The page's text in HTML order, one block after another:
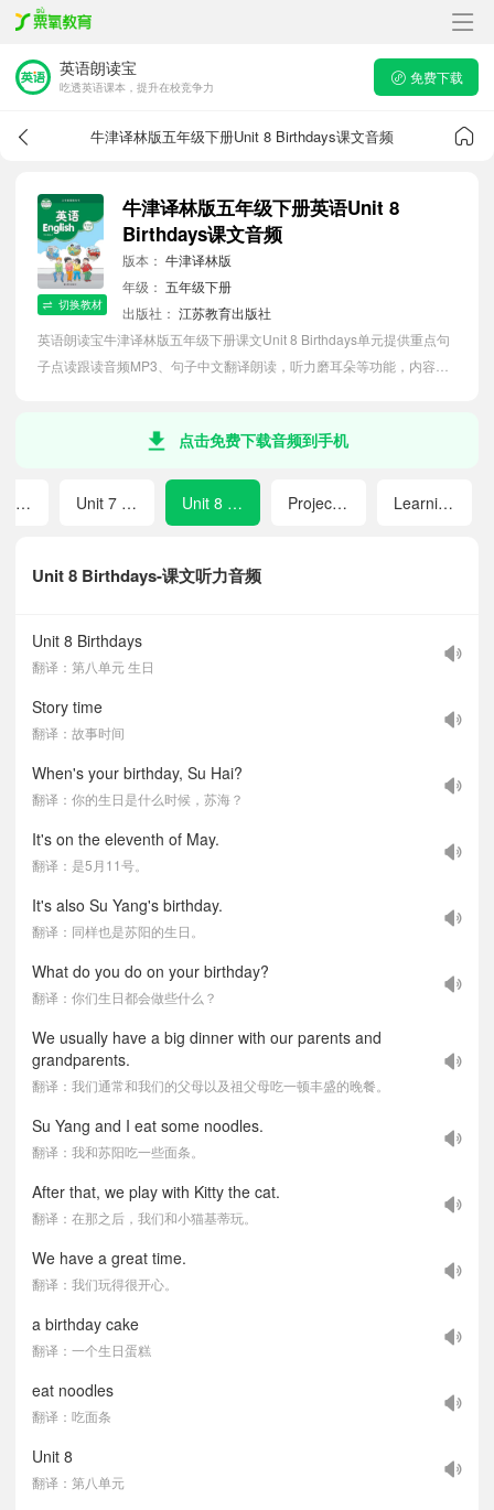
英语朗读宝
吃透英语课本，提升在校竞争力
免费下载
牛津译林版五年级下册Unit 8 Birthdays课文音频
切换教材
牛津译林版五年级下册英语Unit 8
Birthdays课文音频
版本： 牛津译林版
年级： 五年级下册
出版社： 江苏教育出版社
英语朗读宝牛津译林版五年级下册课文Unit 8 Birthdays单元提供重点句
子点读跟读音频MP3、句子中文翻译朗读，听力磨耳朵等功能，内容同
点击免费下载音频到手机
Unit 8 Birthdays-课文听力音频
Unit 8 Birthdays
翻译：第八单元 生日
Story time
翻译：故事时间
When's your birthday, Su Hai?
翻译：你的生日是什么时候，苏海？
It's on the eleventh of May.
翻译：是5月11号。
It's also Su Yang's birthday.
翻译：同样也是苏阳的生日。
What do you do on your birthday?
翻译：你们生日都会做些什么？
We usually have a big dinner with our parents and
grandparents.
翻译：我们通常和我们的父母以及祖父母吃一顿丰盛的晚餐。
Su Yang and I eat some noodles.
翻译：我和苏阳吃一些面条。
After that, we play with Kitty the cat.
翻译：在那之后，我们和小猫基蒂玩。
We have a great time.
翻译：我们玩得很开心。
a birthday cake
翻译：一个生日蛋糕
eat noodles
翻译：吃面条
Unit 8
翻译：第八单元
Unit 6 In the Kitchen Unit 7 Chinese feativals Unit 8 Birthdays Project 2 My important days Learning tips